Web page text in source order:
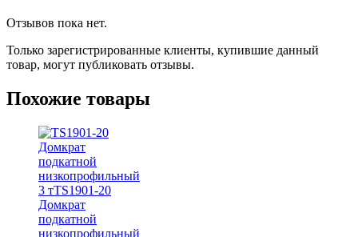
Отзывов пока нет.
Только зарегистрированные клиенты, купившие данный
товар, могут публиковать отзывы.
Похожие товары